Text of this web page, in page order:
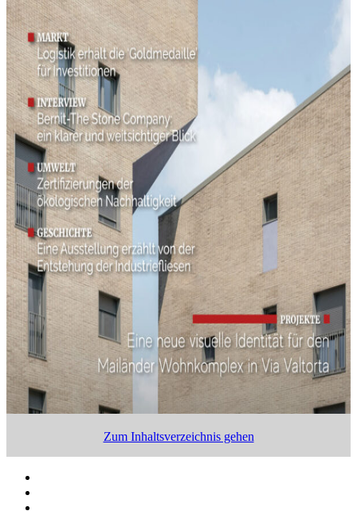
Zum Inhaltsverzeichnis gehen